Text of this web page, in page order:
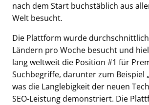
nach dem Start buchstäblich aus
Welt besucht.
Die Plattform wurde
Ländern pro Woche besucht und
lang weltweit die Position #1 für
Suchbegriffe, darunter zum Beispiel
was die Langlebigkeit der neuen
SEO-Leistung demonstriert. Die